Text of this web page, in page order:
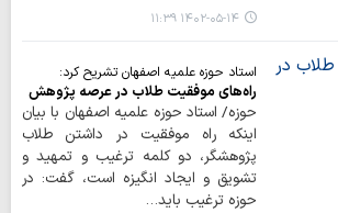
۱۴۰۲-۰۵-۱۴ ۱۱:۳۹
استاد حوزه علمیه اصفهان تشریح کرد:
راه‌های موفقیت طلاب در عرصه پژوهش
حوزه/ استاد حوزه علمیه اصفهان با بیان
اینکه راه موفقیت در داشتن طلاب
پژوهشگر، دو کلمه ترغیب و تمهید و
تشویق و ایجاد انگیزه است، گفت: در
حوزه ترغیب باید…